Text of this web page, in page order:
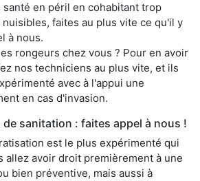
santé en péril en cohabitant trop
faites au plus vite ce qu'il y
à nous.
rongeurs chez vous ? Pour en avoir
nos techniciens au plus vite, et ils
avec à l'appui une
en cas d'invasion.
sanitation : faites appel à nous !
est le plus expérimenté qui
allez avoir droit premièrement à une
bien préventive, mais aussi à